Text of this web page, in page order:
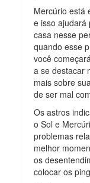
Mercúrio está
e isso ajudará
casa nesse
quando esse
você
a se destacar
mais sobre
de ser mal
Os astros
o Sol e
problemas
melhor
os
colocar os